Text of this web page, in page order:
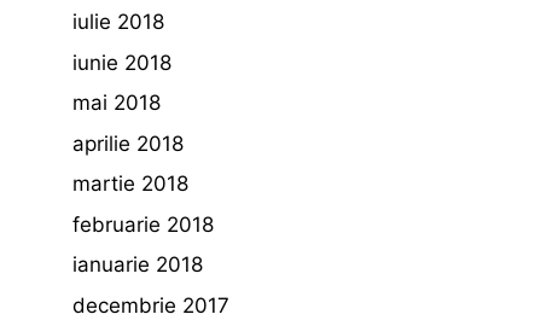
iulie 2018
iunie 2018
mai 2018
aprilie 2018
martie 2018
februarie 2018
ianuarie 2018
decembrie 2017